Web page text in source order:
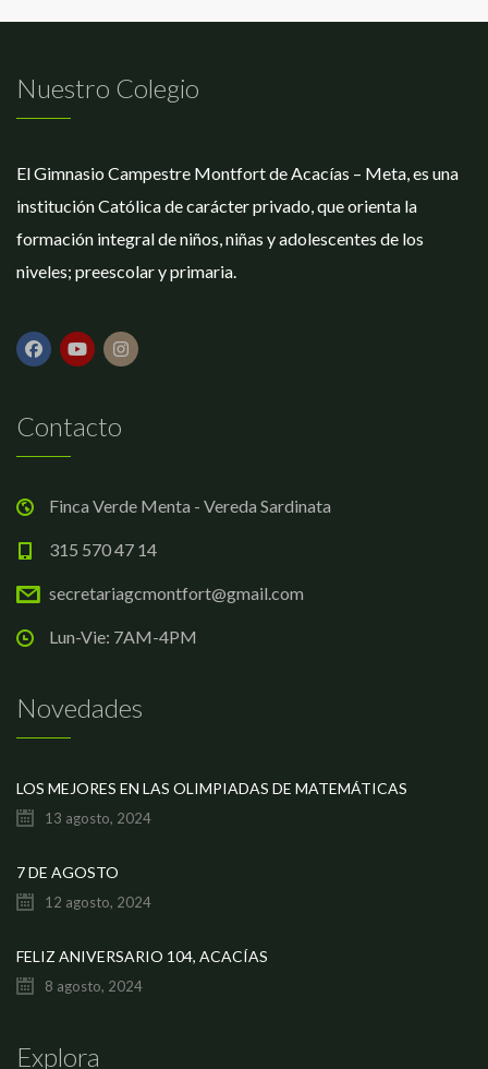
Nuestro Colegio
El Gimnasio Campestre Montfort de Acacías – Meta, es una
institución Católica de carácter privado, que orienta la
formación integral de niños, niñas y adolescentes de los
niveles; preescolar y primaria.
Contacto
Finca Verde Menta - Vereda Sardinata
315 570 47 14
secretariagcmontfort@gmail.com
Lun-Vie: 7AM-4PM
Novedades
LOS MEJORES EN LAS OLIMPIADAS DE MATEMÁTICAS
13 agosto, 2024
7 DE AGOSTO
12 agosto, 2024
FELIZ ANIVERSARIO 104, ACACÍAS
8 agosto, 2024
Explora